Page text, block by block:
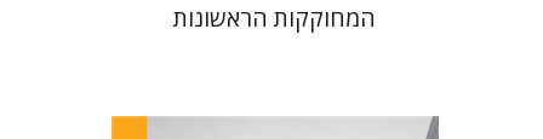
המחוקקות הראשונות